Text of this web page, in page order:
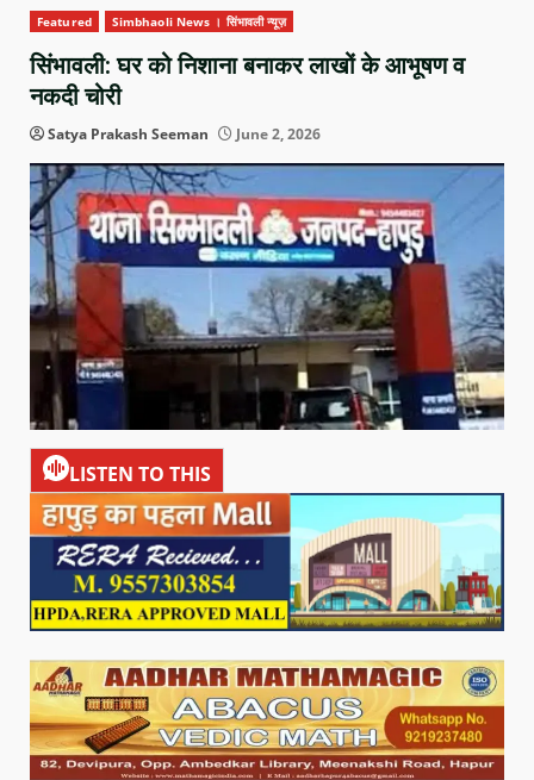
Featured Simbhaoli News । सिंभावली न्यूज़
सिंभावली: घर को निशाना बनाकर लाखों के आभूषण व
नकदी चोरी
Satya Prakash Seeman June 2, 2026
LISTEN TO THIS